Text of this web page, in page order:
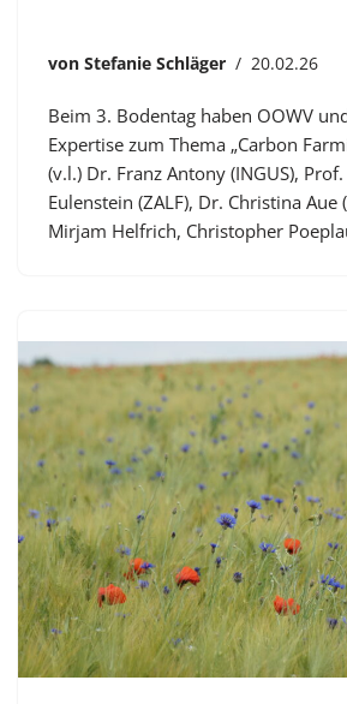
von Stefanie Schläger 20.02.26
Beim 3. Bodentag haben OOWV
Expertise zum Thema „Carbon
(v.l.) Dr. Franz Antony (INGUS),
Eulenstein (ZALF), Dr. Christina Aue
Mirjam Helfrich, Christopher